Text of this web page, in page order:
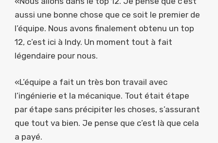
aussi une bonne chose que ce soit le premier de
l’équipe. Nous avons finalement obtenu un top
12, c’est ici à Indy. Un moment tout à fait
légendaire pour nous.
«L’équipe a fait un très bon travail avec
l’ingénierie et la mécanique. Tout était étape
par étape sans précipiter les choses, s’assurant
que tout va bien. Je pense que c’est là que cela
a payé.